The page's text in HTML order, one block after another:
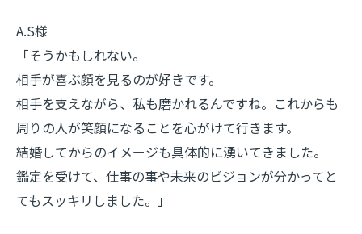
A.S様
「そうかもしれない。
相手が喜ぶ顔を見るのが好きです。
相手を支えながら、私も磨かれるんですね。これからも
周りの人が笑顔になることを心がけて行きます。
結婚してからのイメージも具体的に湧いてきました。
鑑定を受けて、仕事の事や未来のビジョンが分かってと
てもスッキリしました。」